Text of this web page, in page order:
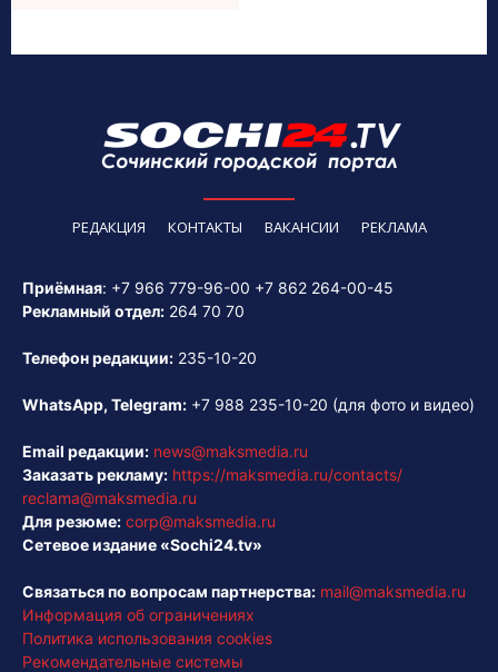
РЕДАКЦИЯ КОНТАКТЫ ВАКАНСИИ РЕКЛАМА
Приёмная: +7 966 779-96-00 +7 862 264-00-45
Рекламный отдел: 264 70 70
Телефон редакции: 235-10-20
WhatsApp, Telegram: +7 988 235-10-20 (для фото и видео)
Email редакции: news@maksmedia.ru
Заказать рекламу: https://maksmedia.ru/contacts/
reclama@maksmedia.ru
Для резюме: corp@maksmedia.ru
Сетевое издание «Sochi24.tv»
Связаться по вопросам партнерства: mail@maksmedia.ru
Информация об ограничениях
Политика использования cookies
Рекомендательные системы